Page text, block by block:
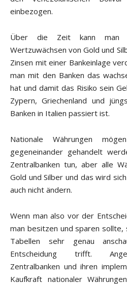
einbezogen.
Über die Zeit kann man
Wertzuwächsen von Gold und
Zinsen mit einer Bankeinlage
man mit den Banken das
hat und damit das Risiko sein
Zypern, Griechenland und
Banken in Italien passiert ist.
Nationale Währungen
gegeneinander gehandelt
Zentralbanken tun, aber alle
Gold und Silber und das wird
auch nicht ändern.
Wenn man also vor der
man besitzen und sparen sollte,
Tabellen sehr genau
Entscheidung trifft.
Zentralbanken und ihren
Kaufkraft nationaler